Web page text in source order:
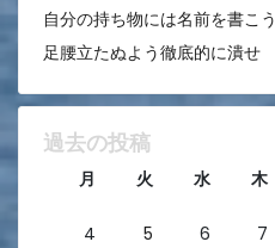
自分の持ち物には名前を書こう
足腰立たぬよう徹底的に潰せ
過去の投稿
月 火 水 木
4
5 6 7